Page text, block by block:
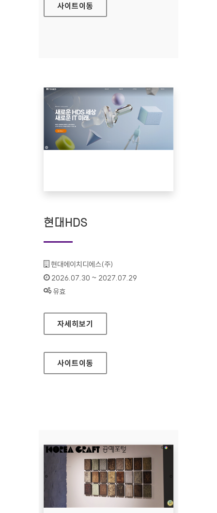
사이트이동
현대HDS
기관명 :
현대에이치디에스(주)
인증기간 :
2026.07.30 ~ 2027.07.29
상태 :
유효
현대HDS
자세히보기
사이트이동